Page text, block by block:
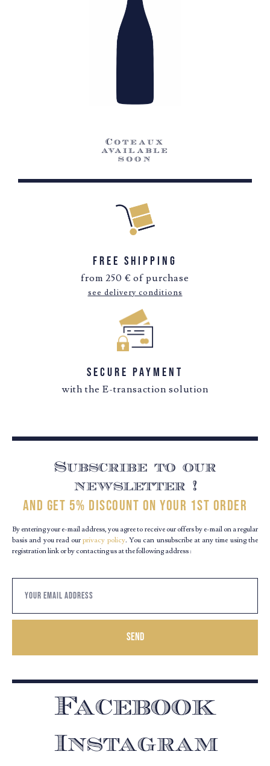
Coteaux
available
soon
Free Shipping
from 250 € of purchase
see delivery conditions
Secure payment
with the E-transaction solution
Subscribe to our
newsletter !
and get 5% discount on your 1st order
By entering your e-mail address, you agree to receive our offers by e-mail on a regular
basis and you read ourprivacy policy. You can unsubscribe at any time using the
registration link or by contacting us at the following address :
Send
Facebook
Instagram